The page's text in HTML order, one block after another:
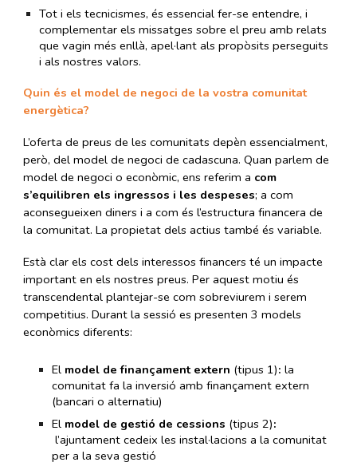
Tot i els tecnicismes, és essencial fer-se entendre, i
complementar els missatges sobre el preu amb relats
que vagin més enllà, apel·lant als propòsits perseguits
i als nostres valors.
Quin és el model de negoci de la vostra comunitat
energètica?
L’oferta de preus de les comunitats depèn essencialment,
però, del model de negoci de cadascuna. Quan parlem de
model de negoci o econòmic, ens referim a com
s’equilibren els ingressos i les despeses; a com
aconsegueixen diners i a com és l’estructura financera de
la comunitat. La propietat dels actius també és variable.
Està clar els cost dels interessos financers té un impacte
important en els nostres preus. Per aquest motiu és
transcendental plantejar-se com sobreviurem i serem
competitius. Durant la sessió es presenten 3 models
econòmics diferents:
El model de finançament extern (tipus 1):la
comunitat fa la inversió amb finançament extern
(bancari o alternatiu)
El model de gestió de cessions (tipus 2):
l’ajuntament cedeix les instal·lacions a la comunitat
per a la seva gestió